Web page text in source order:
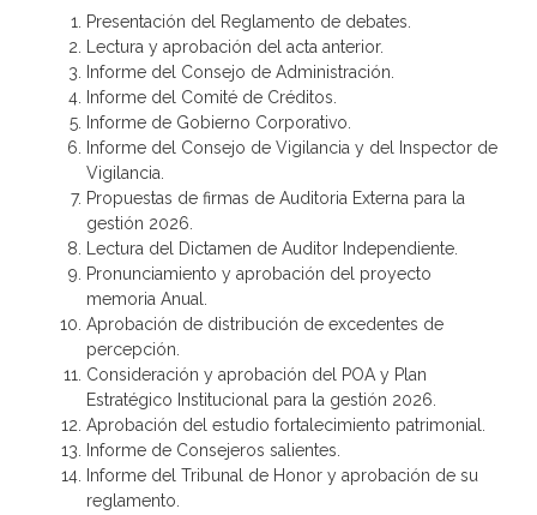
Presentación del Reglamento de debates.
Lectura y aprobación del acta anterior.
Informe del Consejo de Administración.
Informe del Comité de Créditos.
Informe de Gobierno Corporativo.
Informe del Consejo de Vigilancia y del Inspector de
Vigilancia.
Propuestas de firmas de Auditoria Externa para la
gestión 2026.
Lectura del Dictamen de Auditor Independiente.
Pronunciamiento y aprobación del proyecto
memoria Anual.
Aprobación de distribución de excedentes de
percepción.
Consideración y aprobación del POA y Plan
Estratégico Institucional para la gestión 2026.
Aprobación del estudio fortalecimiento patrimonial.
Informe de Consejeros salientes.
Informe del Tribunal de Honor y aprobación de su
reglamento.